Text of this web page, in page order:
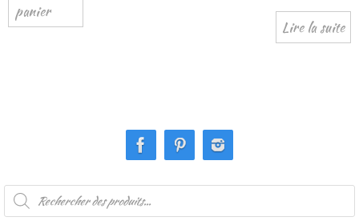
panier
Lire la suite
Recherche
produits